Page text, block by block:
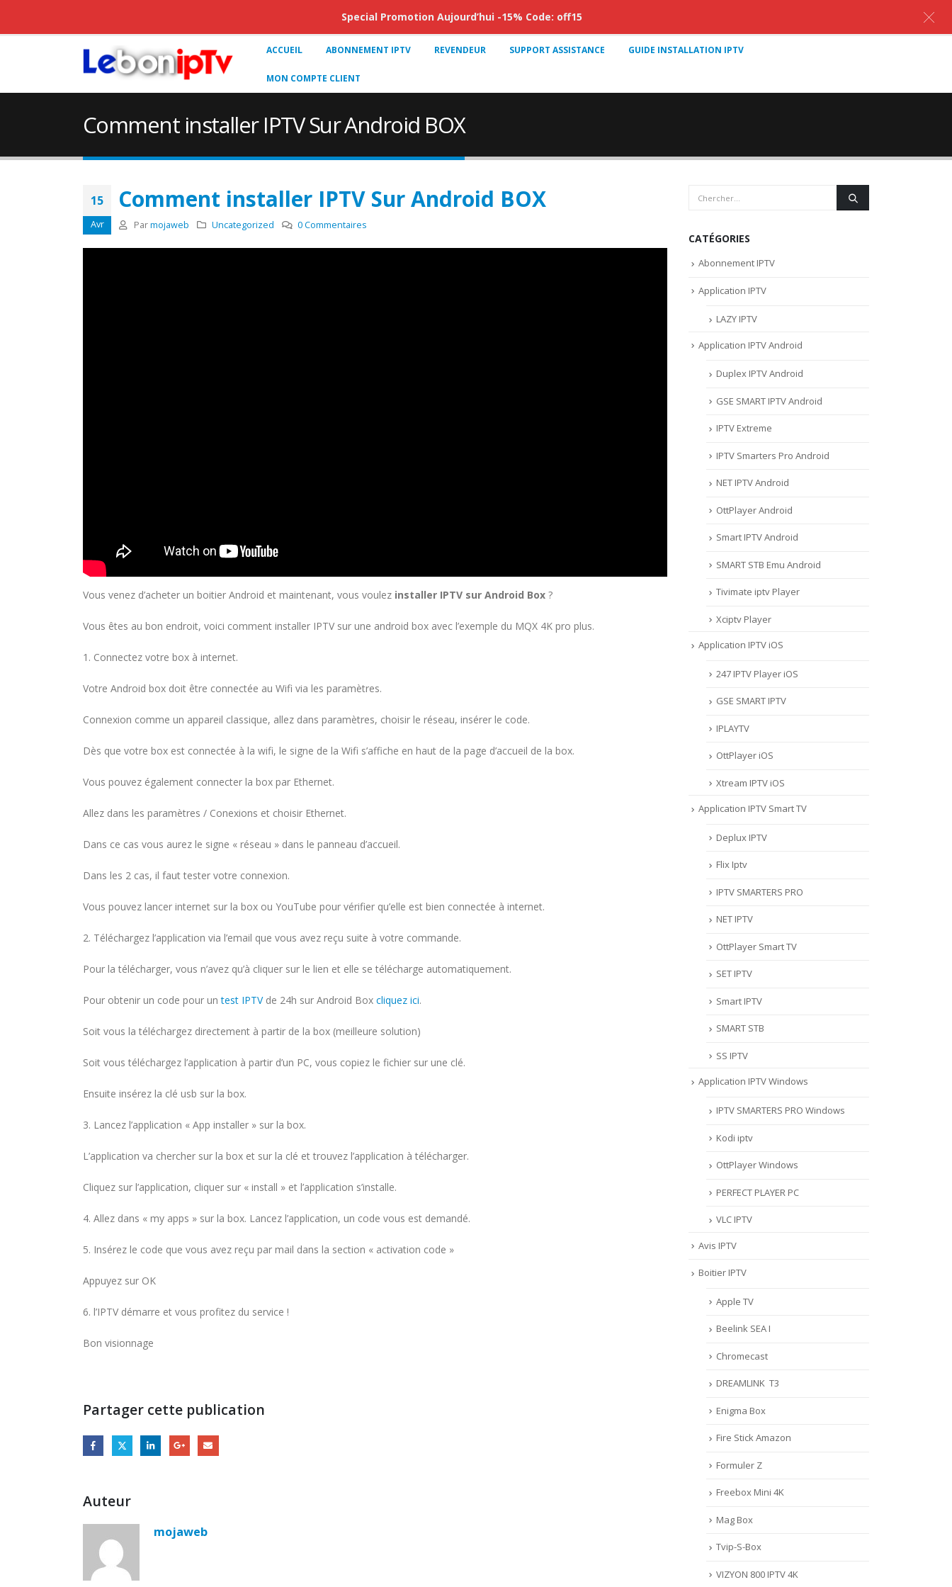
ACCUEIL ABONNEMENT IPTV REVENDEUR SUPPORT ASSISTANCE GUIDE INSTALLATION IPTV
MON COMPTE CLIENT
Comment installer IPTV Sur Android BOX
15
Avr
Comment installer IPTV Sur Android BOX
Par mojaweb Uncategorized 0 Commentaires
Vous venez d’acheter un boitier Android et maintenant, vous voulez installer IPTV sur Android Box ?
Vous êtes au bon endroit, voici comment installer IPTV sur une android box avec l’exemple du MQX 4K pro plus.
1. Connectez votre box à internet.
Votre Android box doit être connectée au Wifi via les paramètres.
Connexion comme un appareil classique, allez dans paramètres, choisir le réseau, insérer le code.
Dès que votre box est connectée à la wifi, le signe de la Wifi s’affiche en haut de la page d’accueil de la box.
Vous pouvez également connecter la box par Ethernet.
Allez dans les paramètres / Conexions et choisir Ethernet.
Dans ce cas vous aurez le signe « réseau » dans le panneau d’accueil.
Dans les 2 cas, il faut tester votre connexion.
Vous pouvez lancer internet sur la box ou YouTube pour vérifier qu’elle est bien connectée à internet.
2. Téléchargez l’application via l’email que vous avez reçu suite à votre commande.
Pour la télécharger, vous n’avez qu’à cliquer sur le lien et elle se télécharge automatiquement.
Pour obtenir un code pour untest IPTVde 24h sur Android Box cliquez ici.
Soit vous la téléchargez directement à partir de la box (meilleure solution)
Soit vous téléchargez l’application à partir d’un PC, vous copiez le fichier sur une clé.
Ensuite insérez la clé usb sur la box.
3. Lancez l’application « App installer » sur la box.
L’application va chercher sur la box et sur la clé et trouvez l’application à télécharger.
Cliquez sur l’application, cliquer sur « install » et l’application s’installe.
4. Allez dans « my apps » sur la box. Lancez l’application, un code vous est demandé.
5. Insérez le code que vous avez reçu par mail dans la section « activation code »
Appuyez sur OK
6. l’IPTV démarre et vous profitez du service !
Bon visionnage
Partager cette publication
Auteur
mojaweb
CATÉGORIES
Abonnement IPTV
Application IPTV
LAZY IPTV
Application IPTV Android
Duplex IPTV Android
GSE SMART IPTV Android
IPTV Extreme
IPTV Smarters Pro Android
NET IPTV Android
OttPlayer Android
Smart IPTV Android
SMART STB Emu Android
Tivimate iptv Player
Xciptv Player
Application IPTV iOS
247 IPTV Player iOS
‎GSE SMART IPTV
IPLAYTV
OttPlayer iOS
Xtream IPTV iOS
Application IPTV Smart TV
Deplux IPTV
Flix Iptv
IPTV SMARTERS PRO
NET IPTV
OttPlayer Smart TV
SET IPTV
Smart IPTV
SMART STB
SS IPTV
Application IPTV Windows
IPTV SMARTERS PRO Windows
Kodi iptv
OttPlayer Windows
PERFECT PLAYER PC
VLC IPTV
Avis IPTV
Boitier IPTV
Apple TV
Beelink SEA I
Chromecast
DREAMLINK T3
Enigma Box
Fire Stick Amazon
Formuler Z
Freebox Mini 4K
Mag Box
Tvip-S-Box
VIZYON 800 IPTV 4K
Special Promotion Aujourd’hui -15% Code: off15